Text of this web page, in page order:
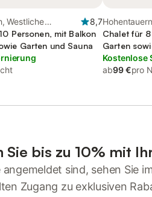
Westliche
8,7
Personen, mit Balkon
Garten und Sauna
Chalet für 8
Garten
Kostenlose
ab99 €pro
Sie bis zu 10% mit
angemeldet sind, sehen Sie
Zugang zu exklusiven